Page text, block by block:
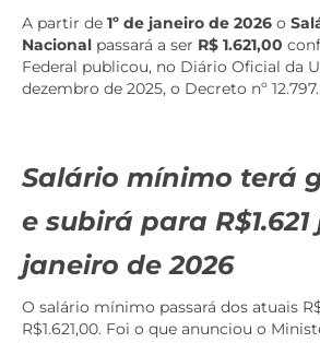
A partir de 1º de janeiro de 2026 o
Nacional passará a ser R$ 1.621,00
Federal publicou, no Diário Oficial da
dezembro de 2025, o Decreto nº 12.797.
Salário mínimo terá
e subirá para
janeiro de 2026
O salário mínimo passará dos atuais
R$1.621,00. Foi o que anunciou o